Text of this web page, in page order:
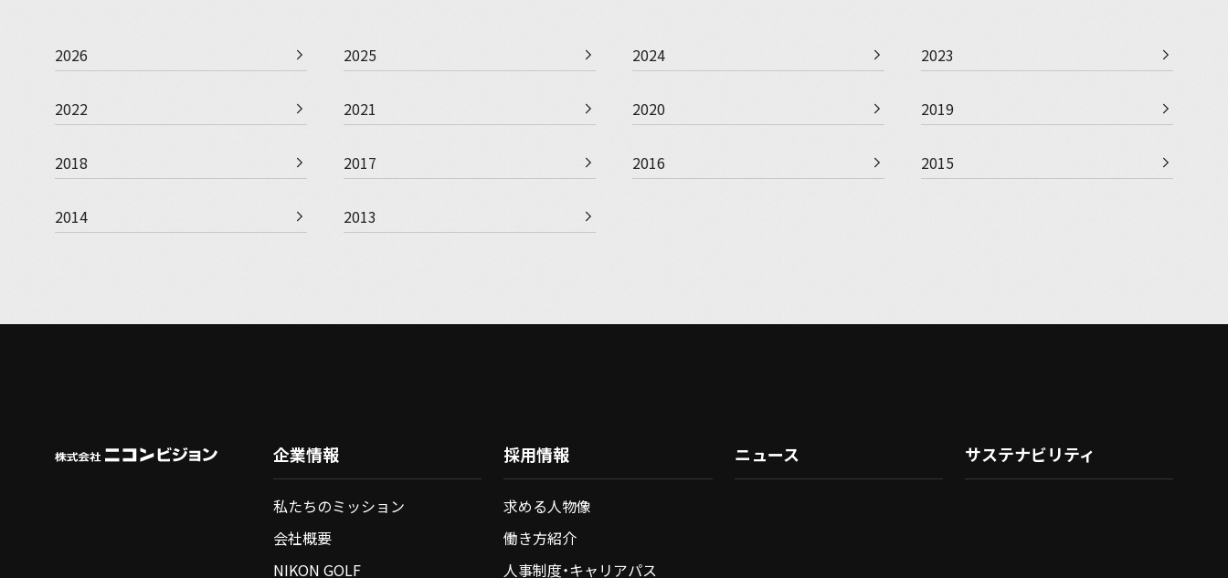
2026 2025 2024 2023
2022 2021 2020 2019
2018 2017 2016 2015
2014 2013
企業情報
私たちのミッション
会社概要
NIKON GOLF
採用情報
求める人物像
働き方紹介
人事制度・キャリアパス
ニュース サステナビリティ